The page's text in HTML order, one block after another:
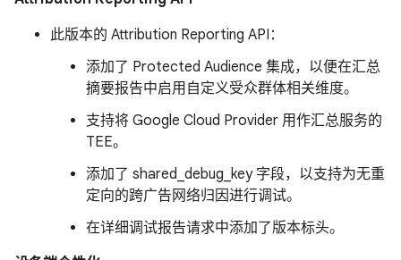
此版本的 Attribution Reporting API：
添加了 Protected Audience 集成，以便在汇总
摘要报告中启用自定义受众群体相关维度。
支持将 Google Cloud Provider 用作汇总服务的
TEE。
添加了 shared_debug_key 字段，以支持为无重
定向的跨广告网络归因进行调试。
在详细调试报告请求中添加了版本标头。